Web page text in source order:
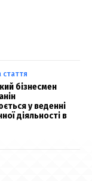
стаття
бізнесмен
у веденні
діяльності в